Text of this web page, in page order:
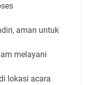
aman untuk
melayani
lokasi acara